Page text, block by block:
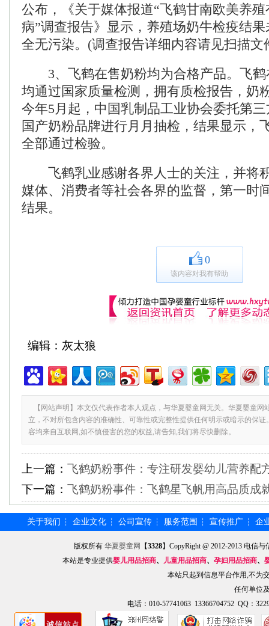
公布，《关于媒体报道“飞鹤甘南欧美养
病”调查报告》显示，养殖场奶牛检疫结
全无污染。(调查报告详细内容请见扫描文
3、飞鹤在售奶粉均为合格产品。飞鹤
均通过国家质量检测，拥有质检报告，奶
今年5月起，中国乳制品工业协会委托第
国产奶粉品牌进行月月抽检，结果显示，
全部通过检验。
飞鹤乳业感谢各界人士的关注，并将
媒体、消费者等社会各界的监督，第一时
结果。
0
该内容对我有帮助
编辑：灰太狼
【网站声明】本文仅代表作者本人观点，与华夏婴童网无关。华夏婴童网
立，不对所包含内容的准确性、可靠性或完整性提供任何明示或暗示的保
容均来自互联网,如不慎侵害的您的权益,请告知,我们将尽快删除。
上一篇： 飞鹤奶粉事件：专注研发婴幼儿营养配
下一篇： 飞鹤奶粉事件：飞鹤星飞帆用高品质成
关于我们 ┆ 企业文化 ┆ 公司宣传 ┆ 服务范围 ┆ 宣传推广 ┆ 企
版权所有华夏婴童网 【3328】CopyRight @ 2012-2013 电信
本站是专业提供婴儿用品招商、 儿童用品招商、 孕妇用品招商、
本站只起到信息平台作用,不为
任何单位
电话：010-57741063 13366704752 QQ：